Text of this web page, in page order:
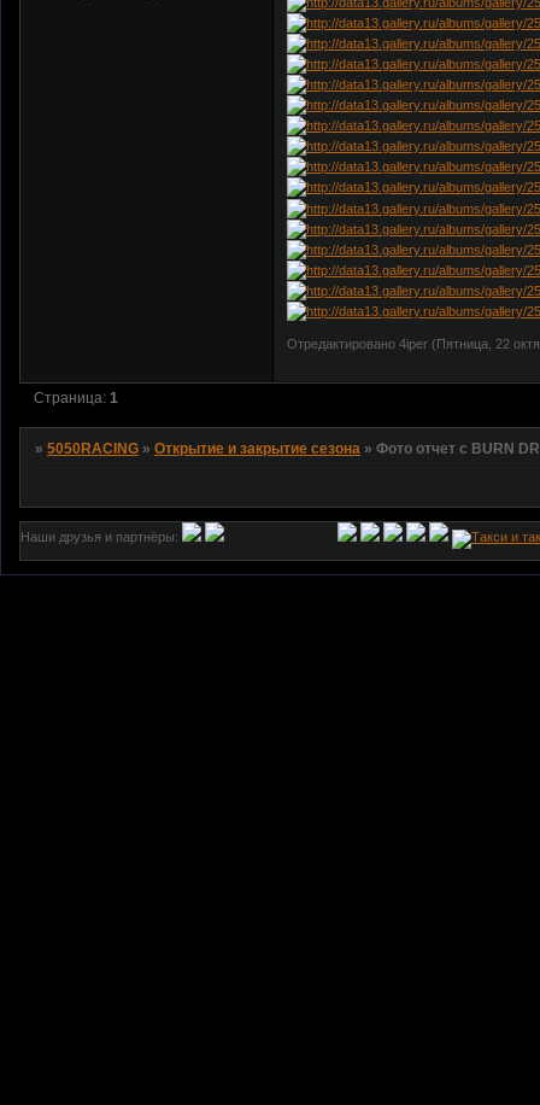
Отредактировано 4iper (Пятница, 22
Страница:1
»5050RACING »Открытие и закрытие сезона »Фото отчет с BURN
Наши друзья и партнёры: